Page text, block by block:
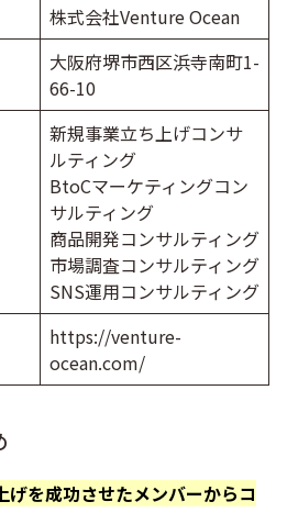
株式会社Venture Ocean
大阪府堺市西区浜寺南町1-
66-10
新規事業立ち上げコンサ
ルティング
BtoCマーケティングコン
サルティング
商品開発コンサルティング
市場調査コンサルティング
SNS運用コンサルティング
https://venture-
ocean.com/
げを成功させたメンバーからコ